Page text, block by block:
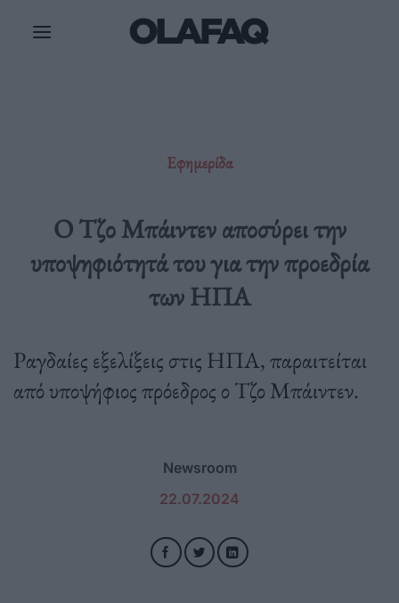
Εφημερίδα
Ο Τζο Μπάιντεν αποσύρει την
υποψηφιότητά του για την προεδρία
των ΗΠΑ
Ραγδαίες εξελίξεις στις ΗΠΑ, παραιτείται
από υποψήφιος πρόεδρος ο Τζο Μπάιντεν.
Newsroom
22.07.2024